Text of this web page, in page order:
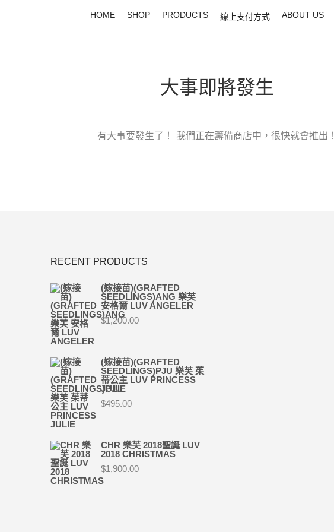
HOME SHOP PRODUCTS 線上支付方式 ABOUT US
大事即將發生
有大事要發生了！ 我們正在籌備商店中，很快就會推出！
RECENT PRODUCTS
(嫁接苗)(GRAFTED
SEEDLINGS)ANG 樂芙
安格爾 LUV ANGELER
$1,200.00
(嫁接苗)(GRAFTED
SEEDLINGS)PJU 樂芙 茱
蒂公主 LUV PRINCESS
JULIE
$495.00
CHR 樂芙 2018聖誕 LUV
2018 CHRISTMAS
$1,900.00